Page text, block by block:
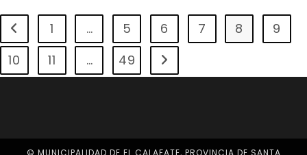
CIERRES
TALLERES
CULTURALES
CON
GALAS
Y
Ir a la página anterior
1 … 5 6 7 8
9
10
11 … 49 Ir a la página siguiente
© MUNICIPALIDAD DE EL CALAFATE, PROVINCIA DE SANTA